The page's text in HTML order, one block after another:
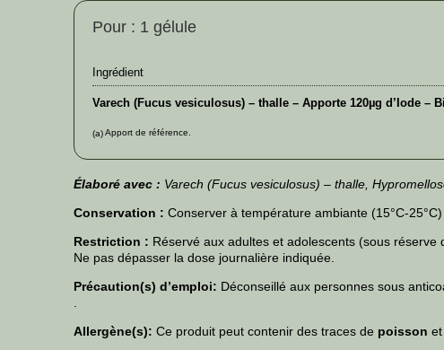
Pour : 1 gélule
Ingrédient
Varech (Fucus vesiculosus) – thalle – Apporte 120µg d’Iode –
(a)Apport de référence.
Élaboré avec : Varech (Fucus vesiculosus) – thalle,
Conservation : Conserver à température ambiante (15°C-
Restriction : Réservé aux adultes et adolescents (sous
Ne pas dépasser la dose journalière indiquée.
Précaution(s) d’emploi: Déconseillé aux personnes sous
.
Allergène(s): Ce produit peut contenir des traces de poisson et